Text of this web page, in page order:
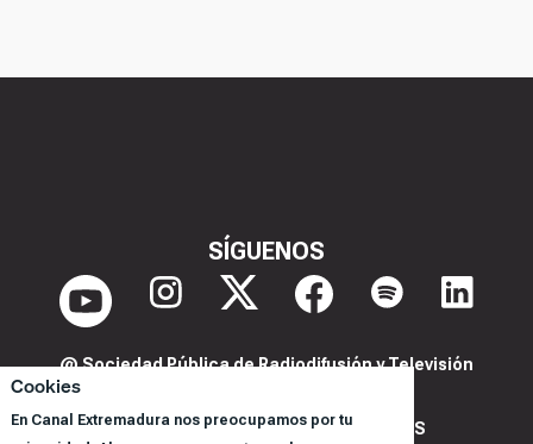
Cookies
En Canal Extremadura nos preocupamos por tu
SÍGUENOS
@ Sociedad Pública de Radiodifusión y Televisión
POLITICA DE PRIVACIDAD Y COOKIES